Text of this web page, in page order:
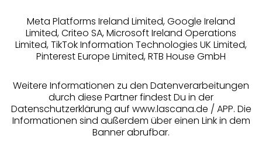
Alle Preise inkl. MwSt., zzgl.
Versandkosten
Meta Platforms Ireland Limited, Google Ireland
Limited, Criteo SA, Microsoft Ireland Operations
Limited, TikTok Information Technologies UK Limited,
Pinterest Europe Limited, RTB House GmbH
Weitere Informationen zu den Datenverarbeitungen
durch diese Partner findest Du in der
Datenschutzerklärung auf www.lascana.de / APP. Die
Informationen sind außerdem über einen Link in dem
Banner abrufbar.